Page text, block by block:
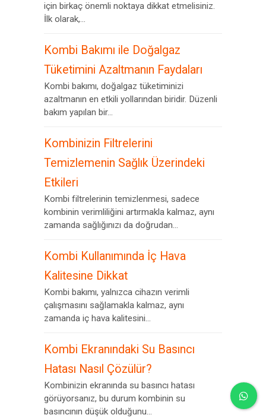
için birkaç önemli noktaya dikkat etmelisiniz.
İlk olarak,...
Kombi Bakımı ile Doğalgaz
Tüketimini Azaltmanın Faydaları
Kombi bakımı, doğalgaz tüketiminizi
azaltmanın en etkili yollarından biridir. Düzenli
bakım yapılan bir...
Kombinizin Filtrelerini
Temizlemenin Sağlık Üzerindeki
Etkileri
Kombi filtrelerinin temizlenmesi, sadece
kombinin verimliliğini artırmakla kalmaz, aynı
zamanda sağlığınızı da doğrudan...
Kombi Kullanımında İç Hava
Kalitesine Dikkat
Kombi bakımı, yalnızca cihazın verimli
çalışmasını sağlamakla kalmaz, aynı
zamanda iç hava kalitesini...
Kombi Ekranındaki Su Basıncı
Hatası Nasıl Çözülür?
Kombinizin ekranında su basıncı hatası
görüyorsanız, bu durum kombinin su
basıncının düşük olduğunu...